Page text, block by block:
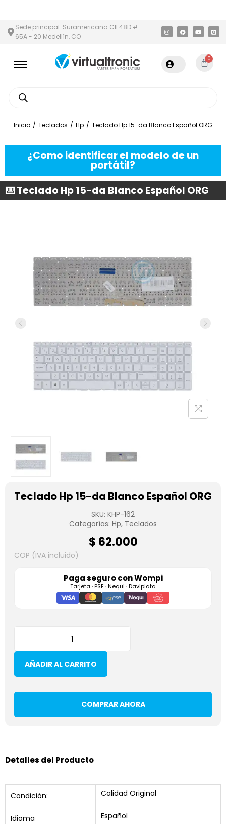
Sede principal: Suramericana Cll 48D #
65A - 20 Medellín, CO
0
Inicio / Teclados / Hp / Teclado Hp 15-da Blanco Español ORG
¿Como identificar el modelo de un
portátil?
⌨️ Teclado Hp 15-da Blanco Español ORG
Teclado Hp 15-da Blanco Español ORG
SKU: KHP-162
Categorías: Hp, Teclados
$ 62.000
COP (IVA incluido)
Paga seguro conWompi
Tarjeta · PSE · Nequi · Daviplata
AÑADIR AL CARRITO
COMPRAR AHORA
Detalles del Producto
Condición: Calidad Original
Idioma Español